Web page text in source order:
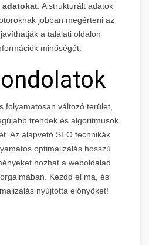
adatokat: A strukturált adatok
jobban megérteni az
a találati oldalon
minőségét.
folyamatosan változó terület,
trendek és algoritmusok
Az alapvető SEO technikák
optimalizálás hosszú
hozhat a weboldalad
Kezdd el ma, és
nyújtotta előnyöket!